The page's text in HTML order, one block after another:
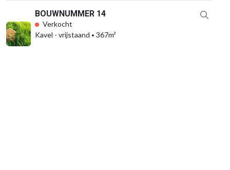
BOUWNUMMER 14
Verkocht
Kavel - vrijstaand
367m²